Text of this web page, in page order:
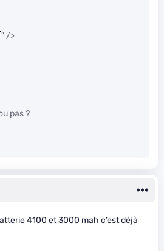
" />
pas ?
4100 et 3000 mah c’est déjà